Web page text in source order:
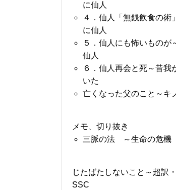
に仙人
４．仙人「無銭飲食の術
に仙人
５．仙人にも怖いものが
仙人
６．仙人再会と死～昔我
いた
亡くなった父のこと～キ
メモ、切り抜き
三脈の法 ～生命の危機
じたばたしないこと～超訳
SSC